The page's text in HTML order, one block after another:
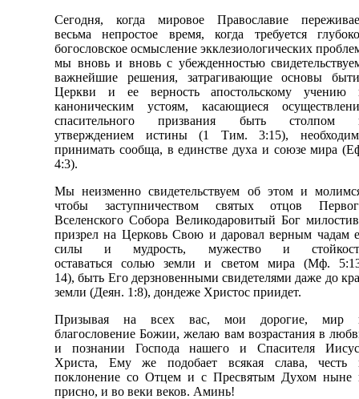
Сегодня, когда мировое Православие
весьма непростое время, когда требуется
богословское осмысление экклезиологических
мы вновь и вновь с убежденностью
важнейшие решения, затрагивающие основы
Церкви и ее верность апостольскому учению
каноническим устоям, касающиеся
спасительного призвания быть столпом
утверждением истины (1 Тим. 3:15),
принимать сообща, в единстве духа и союзе мира
4:3).
Мы неизменно свидетельствуем об этом и
чтобы заступничеством святых отцов
Вселенского Собора Великодаровитый Бог
призрел на Церковь Свою и даровал верным чадам
силы и мудрость, мужество и
оставаться солью земли и светом мира (Мф.
14), быть Его дерзновенными свидетелями даже до
земли (Деян. 1:8), дондеже Христос приидет.
Призывая на всех вас, мои дорогие, мир
благословение Божии, желаю вам возрастания в
и познании Господа нашего и Спасителя
Христа, Ему же подобает всякая слава, честь
поклонение со Отцем и с Пресвятым Духом ныне
присно, и во веки веков. Аминь!